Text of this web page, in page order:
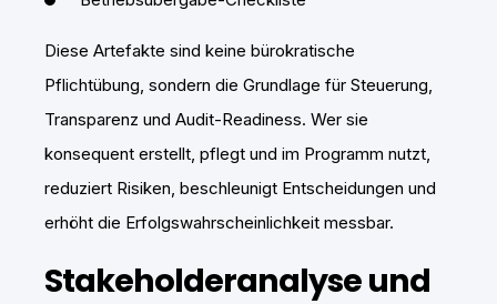
Diese Artefakte sind keine bürokratische
Pflichtübung, sondern die Grundlage für Steuerung,
Transparenz und Audit-Readiness. Wer sie
konsequent erstellt, pflegt und im Programm nutzt,
reduziert Risiken, beschleunigt Entscheidungen und
erhöht die Erfolgswahrscheinlichkeit messbar.
Stakeholderanalyse und